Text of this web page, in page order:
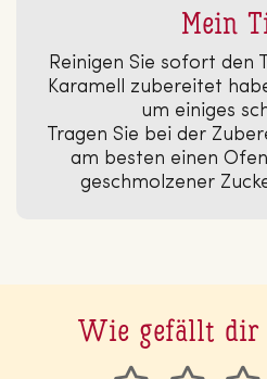
Mein
Reinigen Sie sofort den
Karamell zubereitet
um einiges
Tragen Sie bei der
am besten einen
geschmolzener
Wie gefällt dir